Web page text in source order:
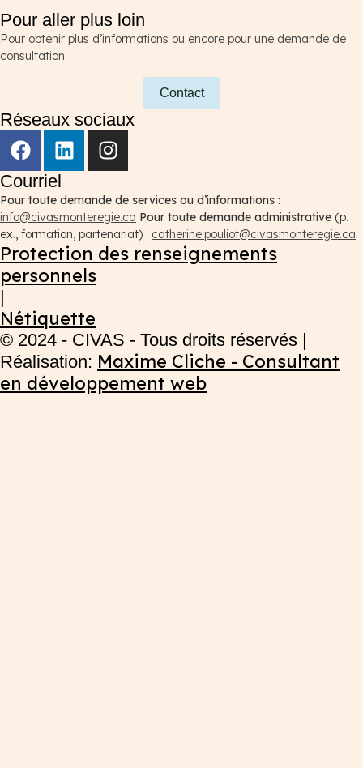
Pour aller plus loin
Pour obtenir plus d’informations ou encore pour une demande de
consultation
Contact
Réseaux sociaux
Courriel
Pour toute demande de services ou d’informations :
info@civasmonteregie.ca Pour toute demande administrative (p.
ex., formation, partenariat) : catherine.pouliot@civasmonteregie.ca
Protection des renseignements
personnels
|
Nétiquette
© 2024 - CIVAS - Tous droits réservés |
Réalisation: Maxime Cliche - Consultant
en développement web